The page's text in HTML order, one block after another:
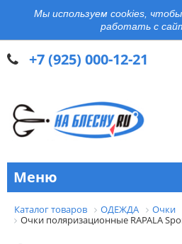
Мы используем cookies,
работать с
+7 (925) 000-12-21
Меню
Каталог товаров ОДЕЖДА
Очки
Очки поляризационные RAPALA